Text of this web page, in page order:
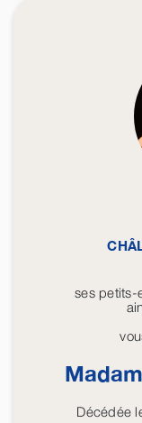
ses petits-
Décédée